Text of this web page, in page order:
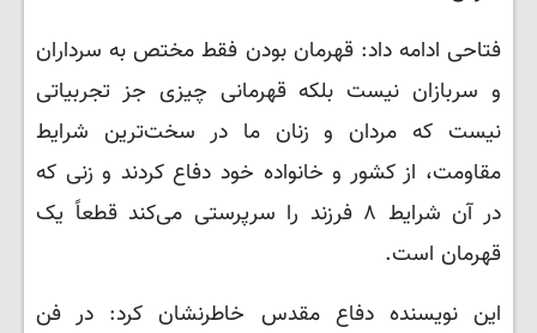
فتاحی ادامه داد: قهرمان بودن فقط مختص به سرداران
و سربازان نیست بلکه قهرمانی چیزی جز تجربیاتی
نیست که مردان و زنان ما در سخت‌ترین شرایط
مقاومت، از کشور و خانواده خود دفاع کردند و زنی که
در آن شرایط ۸ فرزند را سرپرستی می‌کند قطعاً یک
قهرمان است.
این نویسنده دفاع مقدس خاطرنشان کرد: در فن